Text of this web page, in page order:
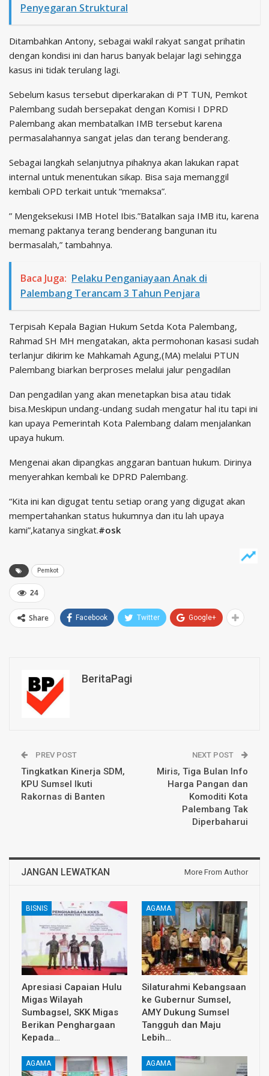
Penyegaran Struktural
Ditambahkan Antony, sebagai wakil rakyat sangat prihatin
dengan kondisi ini dan harus banyak belajar lagi sehingga
kasus ini tidak terulang lagi.
Sebelum kasus tersebut diperkarakan di PT TUN, Pemkot
Palembang sudah bersepakat dengan Komisi I DPRD
Palembang akan membatalkan IMB tersebut karena
permasalahannya sangat jelas dan terang benderang.
Sebagai langkah selanjutnya pihaknya akan lakukan rapat
internal untuk menentukan sikap. Bisa saja memanggil
kembali OPD terkait untuk “memaksa”.
” Mengeksekusi IMB Hotel Ibis.”Batalkan saja IMB itu, karena
memang paktanya terang benderang bangunan itu
bermasalah,” tambahnya.
Baca Juga: Pelaku Penganiayaan Anak di
Palembang Terancam 3 Tahun Penjara
Terpisah Kepala Bagian Hukum Setda Kota Palembang,
Rahmad SH MH mengatakan, akta permohonan kasasi sudah
terlanjur dikirim ke Mahkamah Agung,(MA) melalui PTUN
Palembang biarkan berproses melalui jalur pengadilan
Dan pengadilan yang akan menetapkan bisa atau tidak
bisa.Meskipun undang-undang sudah mengatur hal itu tapi ini
kan upaya Pemerintah Kota Palembang dalam menjalankan
upaya hukum.
Mengenai akan dipangkas anggaran bantuan hukum. Dirinya
menyerahkan kembali ke DPRD Palembang.
“Kita ini kan digugat tentu setiap orang yang digugat akan
mempertahankan status hukumnya dan itu lah upaya
kami”,katanya singkat.#osk
Pemkot
24
Share Facebook Twitter Google+
BeritaPagi
PREV POST
Tingkatkan Kinerja SDM,
KPU Sumsel Ikuti
Rakornas di Banten
NEXT POST
Miris, Tiga Bulan Info
Harga Pangan dan
Komoditi Kota
Palembang Tak
Diperbaharui
JANGAN LEWATKAN More From Author
BISNIS
Apresiasi Capaian Hulu
Migas Wilayah
Sumbagsel, SKK Migas
Berikan Penghargaan
Kepada…
AGAMA
Silaturahmi Kebangsaan
ke Gubernur Sumsel,
AMY Dukung Sumsel
Tangguh dan Maju
Lebih…
AGAMA AGAMA